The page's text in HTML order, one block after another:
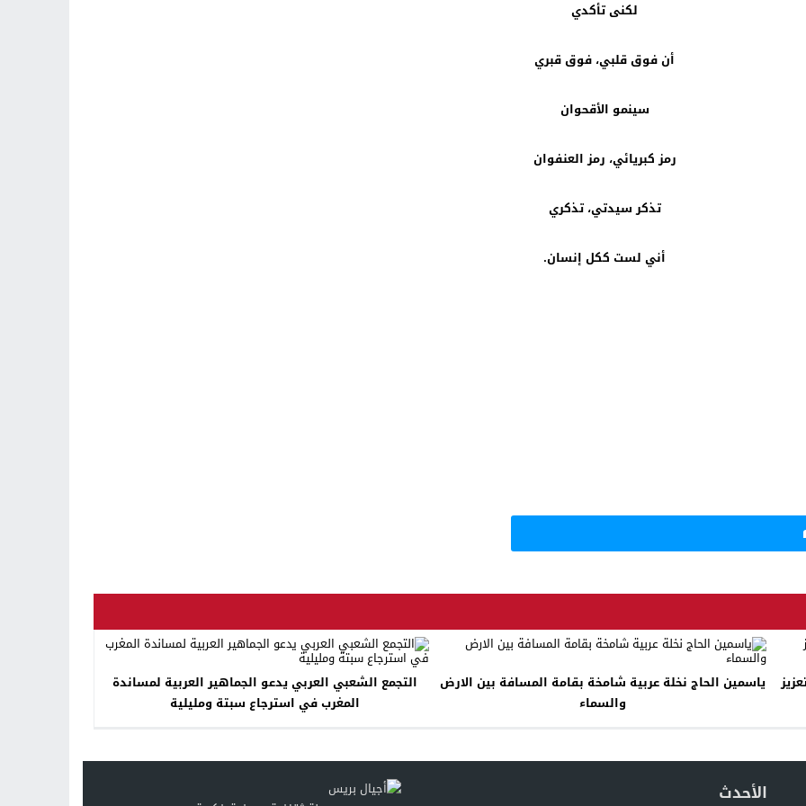
لكنى تأكدي
أن فوق قلبي، فوق قبري
سينمو الأقحوان
رمز كبريائي، رمز العنفوان
تذكر سيدتي، تذكري
أني لست ككل إنسان.
ياسمين الحاج نخلة عربية شامخة بقامة المسافة بين الارض
والسماء
التجمع الشعبي العربي يدعو الجماهير العربية لمساندة
المغرب في استرجاع سبتة ومليلية
الأحدث